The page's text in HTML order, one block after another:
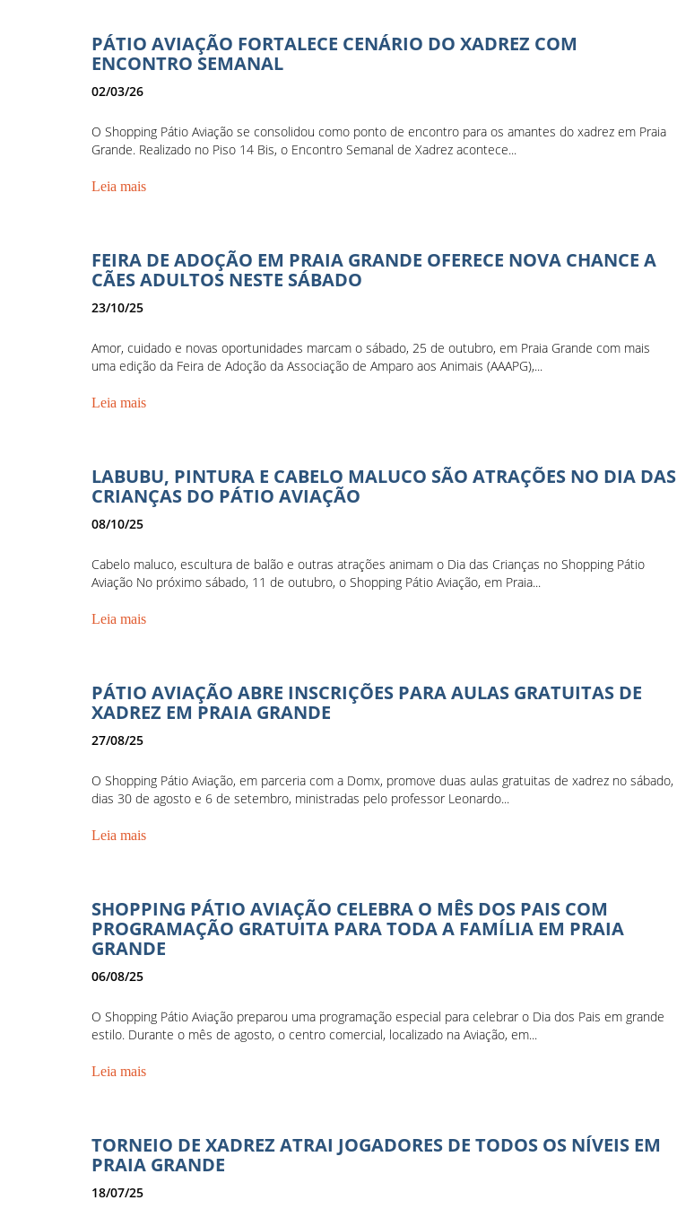
PÁTIO AVIAÇÃO FORTALECE CENÁRIO DO XADREZ COM
ENCONTRO SEMANAL
02/03/26
O Shopping Pátio Aviação se consolidou como ponto de encontro para os amantes do xadrez em Praia
Grande. Realizado no Piso 14 Bis, o Encontro Semanal de Xadrez acontece...
Leia mais
FEIRA DE ADOÇÃO EM PRAIA GRANDE OFERECE NOVA CHANCE A
CÃES ADULTOS NESTE SÁBADO
23/10/25
Amor, cuidado e novas oportunidades marcam o sábado, 25 de outubro, em Praia Grande com mais
uma edição da Feira de Adoção da Associação de Amparo aos Animais (AAAPG),...
Leia mais
LABUBU, PINTURA E CABELO MALUCO SÃO ATRAÇÕES NO DIA DAS
CRIANÇAS DO PÁTIO AVIAÇÃO
08/10/25
Cabelo maluco, escultura de balão e outras atrações animam o Dia das Crianças no Shopping Pátio
Aviação No próximo sábado, 11 de outubro, o Shopping Pátio Aviação, em Praia...
Leia mais
PÁTIO AVIAÇÃO ABRE INSCRIÇÕES PARA AULAS GRATUITAS DE
XADREZ EM PRAIA GRANDE
27/08/25
O Shopping Pátio Aviação, em parceria com a Domx, promove duas aulas gratuitas de xadrez no sábado,
dias 30 de agosto e 6 de setembro, ministradas pelo professor Leonardo...
Leia mais
SHOPPING PÁTIO AVIAÇÃO CELEBRA O MÊS DOS PAIS COM
PROGRAMAÇÃO GRATUITA PARA TODA A FAMÍLIA EM PRAIA
GRANDE
06/08/25
O Shopping Pátio Aviação preparou uma programação especial para celebrar o Dia dos Pais em grande
estilo. Durante o mês de agosto, o centro comercial, localizado na Aviação, em...
Leia mais
TORNEIO DE XADREZ ATRAI JOGADORES DE TODOS OS NÍVEIS EM
PRAIA GRANDE
18/07/25